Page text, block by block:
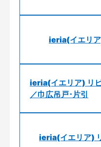
ieria(イエリ
ieria(イエリア) リ
／巾広吊戸･片引
ieria(イエリア)